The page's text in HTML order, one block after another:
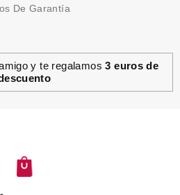
DIOR
23.60€
De Garantía
y te regalamos3 euros de